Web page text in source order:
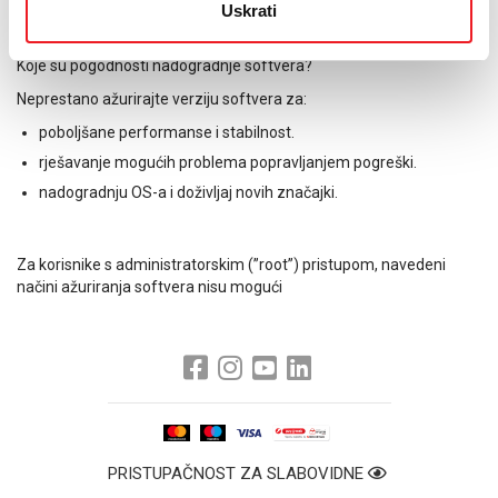
Uskrati
upute prikazane u izborniku za nadogradnju softvera programa
Koje su pogodnosti nadogradnje softvera?
Neprestano ažurirajte verziju softvera za:
poboljšane performanse i stabilnost.
rješavanje mogućih problema popravljanjem pogreški.
nadogradnju OS-a i doživljaj novih značajki.
Za korisnike s administratorskim (”root”) pristupom, navedeni
načini ažuriranja softvera nisu mogući
PRISTUPAČNOST ZA SLABOVIDNE